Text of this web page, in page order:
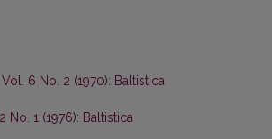
Vol. 6 No. 2 (1970): Baltistica
No. 1 (1976): Baltistica